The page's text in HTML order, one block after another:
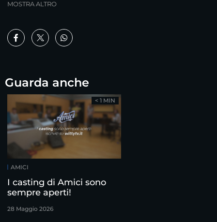
MOSTRA ALTRO
Guarda anche
AMICI
I casting di Amici sono
sempre aperti!
28 Maggio 2026
< 1 MIN